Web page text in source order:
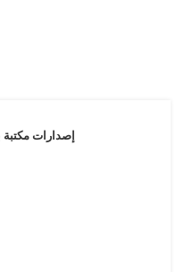
إصدارات مكتبة